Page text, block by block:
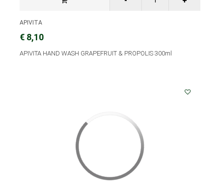
APIVITA
€ 8,10
APIVITA HAND WASH GRAPEFRUIT & PROPOLIS 300ml